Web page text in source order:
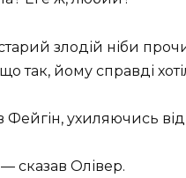
злодій ніби
так, йому справді
ухиляючись від
сказав Олівер.